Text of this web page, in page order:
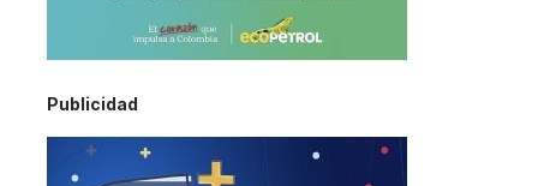
Publicidad